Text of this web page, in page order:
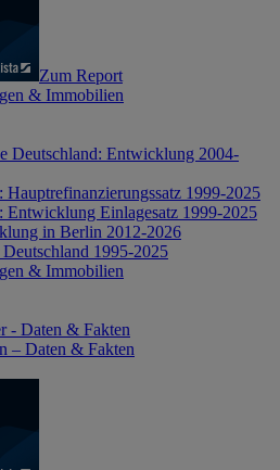
Zum Report
& Immobilien
Deutschland: Entwicklung 2004-
1999-2025
Entwicklung Einlagesatz 1999-2025
in Berlin 2012-2026
1995-2025
& Immobilien
- Daten & Fakten
– Daten & Fakten